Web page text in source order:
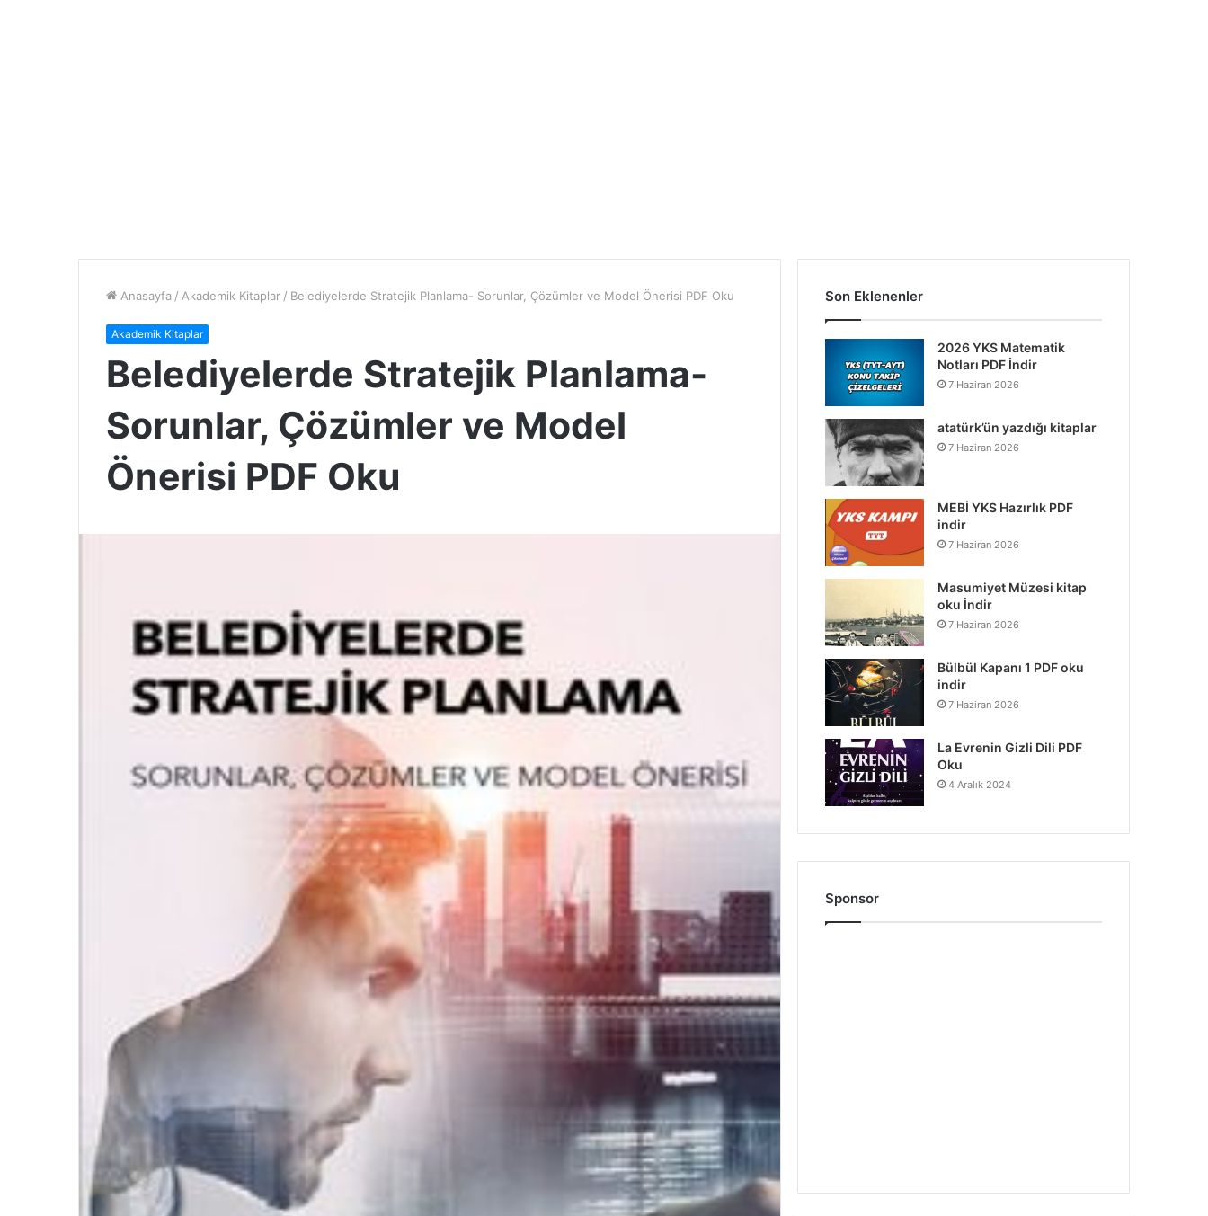
Anasayfa / Akademik Kitaplar / Belediyelerde Stratejik Planlama- Sorunlar, Çözümler ve Model Önerisi PDF Oku
Akademik Kitaplar
Belediyelerde Stratejik Planlama-
Sorunlar, Çözümler ve Model
Önerisi PDF Oku
Son Eklenenler
2026 YKS Matematik
Notları PDF İndir
7 Haziran 2026
atatürk’ün yazdığı kitaplar
7 Haziran 2026
MEBİ YKS Hazırlık PDF
indir
7 Haziran 2026
Masumiyet Müzesi kitap
oku İndir
7 Haziran 2026
Bülbül Kapanı 1 PDF oku
indir
7 Haziran 2026
La Evrenin Gizli Dili PDF
Oku
4 Aralık 2024
Sponsor